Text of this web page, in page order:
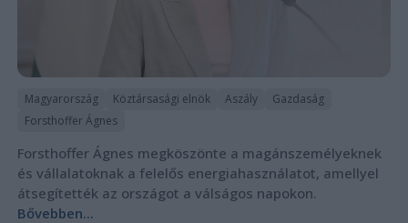
Magyarország Köztársasági elnök Aszály
Gazdaság
Forsthoffer Ágnes
Forsthoffer Ágnes megköszönte a magánszemélyeknek
és vállalatoknak a felelős energiahasználatot, amellyel
átsegítették az országot a válságos napokon.
Bővebben...